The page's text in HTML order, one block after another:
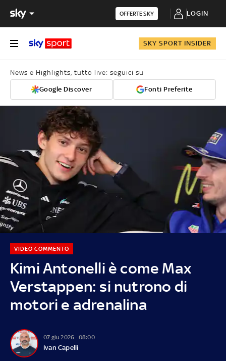
OFFERTE SKY LOGIN
SKY SPORT INSIDER
News e Highlights, tutto live: seguici su
Google Discover Fonti Preferite
Kimi Antonelli è come Max
Verstappen: si nutrono di
motori e adrenalina
VIDEO COMMENTO
07 giu 2026 - 08:00
Ivan Capelli